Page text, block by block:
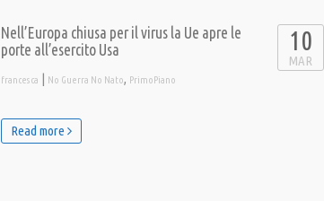
Nell’Europa chiusa per il virus la Ue apre le
porte all’esercito Usa
francesca | No Guerra No Nato, PrimoPiano
10
MAR
Read more